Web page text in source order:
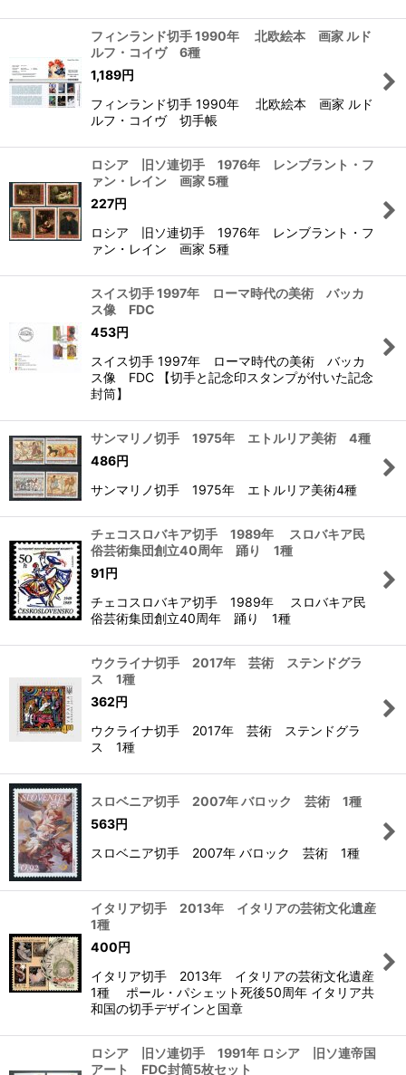
フィンランド切手 1990年 北欧絵本 画家 ルド
ルフ・コイヴ 6種
1,189円
フィンランド切手 1990年 北欧絵本 画家 ルド
ルフ・コイヴ 切手帳
ロシア 旧ソ連切手 1976年 レンブラント・フ
ァン・レイン 画家 5種
227円
ロシア 旧ソ連切手 1976年 レンブラント・フ
ァン・レイン 画家 5種
スイス切手 1997年 ローマ時代の美術 バッカ
ス像 FDC
453円
スイス切手 1997年 ローマ時代の美術 バッカ
ス像 FDC 【切手と記念印スタンプが付いた記念
封筒】
サンマリノ切手 1975年 エトルリア美術 4種
486円
サンマリノ切手 1975年 エトルリア美術4種
チェコスロバキア切手 1989年 スロバキア民
俗芸術集団創立40周年 踊り 1種
91円
チェコスロバキア切手 1989年 スロバキア民
俗芸術集団創立40周年 踊り 1種
ウクライナ切手 2017年 芸術 ステンドグラ
ス 1種
362円
ウクライナ切手 2017年 芸術 ステンドグラ
ス 1種
スロベニア切手 2007年 バロック 芸術 1種
563円
スロベニア切手 2007年 バロック 芸術 1種
イタリア切手 2013年 イタリアの芸術文化遺産
1種
400円
イタリア切手 2013年 イタリアの芸術文化遺産
1種 ポール・パシェット死後50周年 イタリア共
和国の切手デザインと国章
ロシア 旧ソ連切手 1991年 ロシア 旧ソ連帝国
アート FDC封筒5枚セット